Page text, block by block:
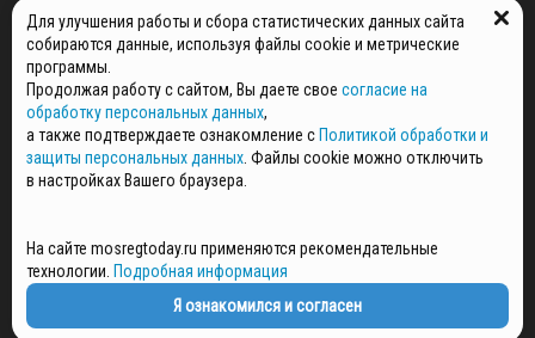
© 2026 ПРАВА НА ВСЕ МАТЕРИАЛЫ САЙТА ПРИНАДЛЕЖАТ ГАУ МО "ЦИФРОВЫЕ
МЕДИА" (ОГРН: 1255000059467).
ПОЛИТИКА ОБРАБОТКИ И ЗАЩИТЫ ПЕРСОНАЛЬНЫХ ДАННЫХ
НОВОСТИ
ГАЗЕТЫ
РЕКЛАМОДАТЕЛЯМ
СПЕЦПРОЕКТЫ
СТАТЬИ
ПОЛИТИКА КОНФИДЕНЦИАЛЬНОСТИ
Для улучшения работы и сбора статистических данных сайта
собираются данные, используя файлы cookie и метрические
программы.
Продолжая работу с сайтом, Вы даете свое согласие на
обработку персональных данных,
а также подтверждаете ознакомление с Политикой обработки и
защиты персональных данных . Файлы cookie можно отключить
в настройках Вашего браузера.
На сайте mosregtoday.ru применяются рекомендательные
технологии. Подробная информация
Я ознакомился и согласен